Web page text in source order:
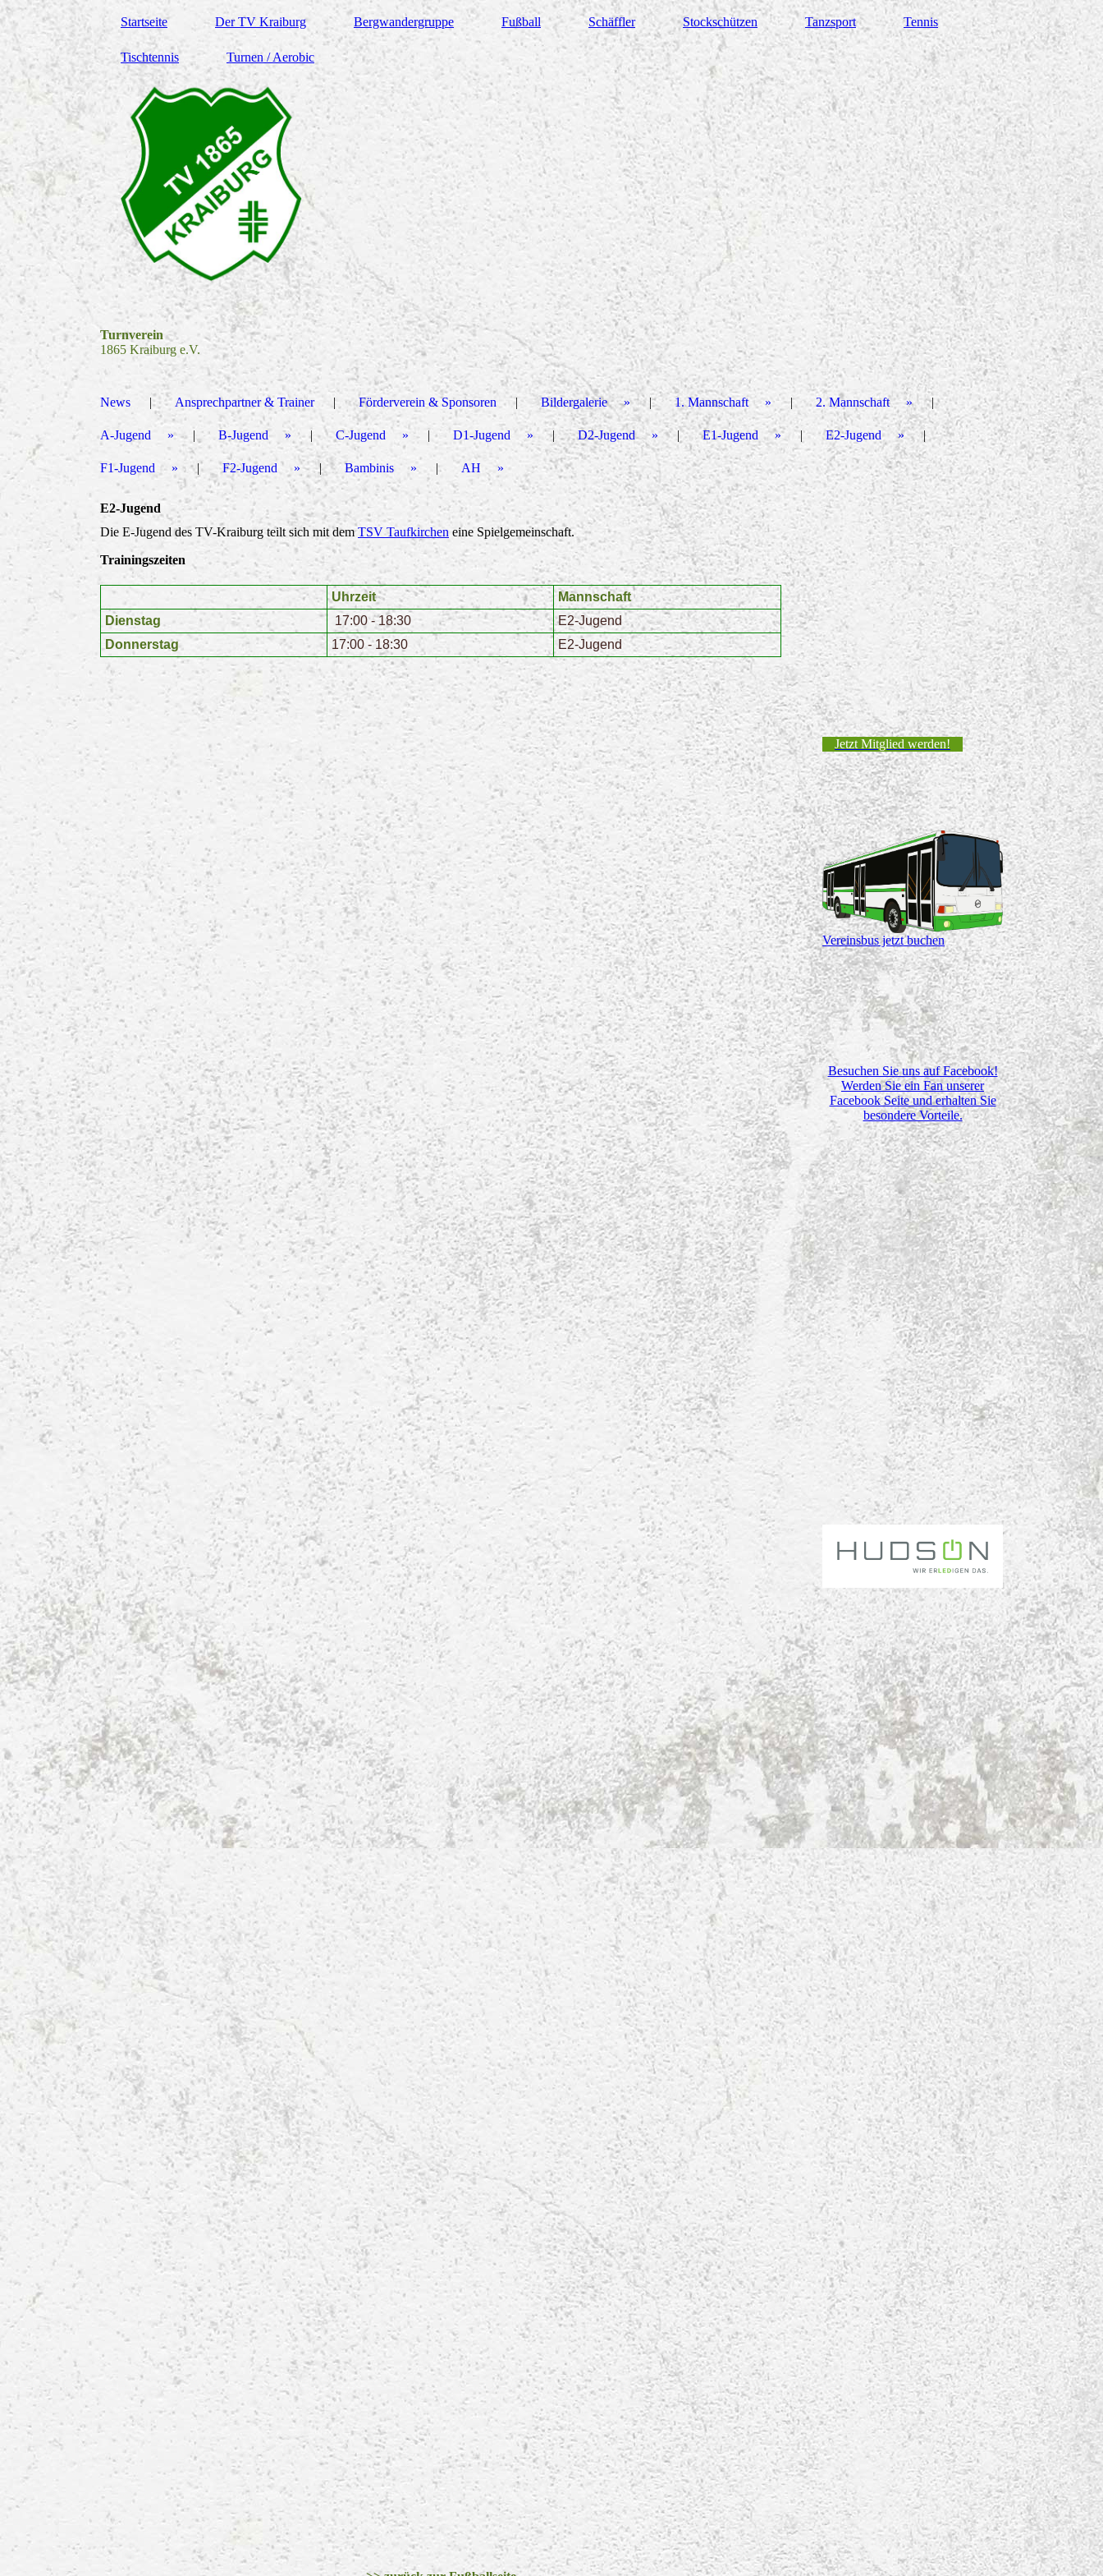
Startseite Der TV Kraiburg Bergwandergruppe Fußball Schäffler Stockschützen Tanzsport Tennis
Tischtennis Turnen / Aerobic
Turnverein
1865 Kraiburg e.V.
News Ansprechpartner & Trainer Förderverein & Sponsoren Bildergalerie 1. Mannschaft 2. Mannschaft
A-Jugend B-Jugend C-Jugend D1-Jugend D2-Jugend E1-Jugend E2-Jugend
F1-Jugend F2-Jugend Bambinis AH
E2-Jugend
Die E-Jugend des TV-Kraiburg teilt sich mit demTSV Taufkirchen eine Spielgemeinschaft.
Trainingszeiten
Uhrzeit
Mannschaft
Dienstag
17:00 - 18:30
E2-Jugend
Donnerstag
17:00 - 18:30 E2-Jugend
E2-Jugend-2018-3
E2-Jugend-2018_1
Jetzt Mitglied werden!
Vereinsbus jetzt buchen
Besuchen Sie uns auf Facebook!
Werden Sie ein Fan unserer
Facebook Seite und erhalten Sie
besondere Vorteile.